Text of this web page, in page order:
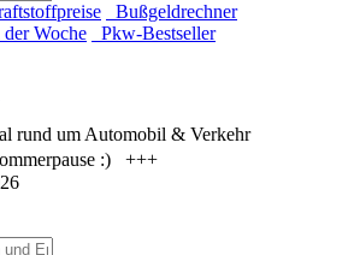
Bußgeldrechner
Woche
Pkw-Bestseller
rund um Automobil & Verkehr
:) +++